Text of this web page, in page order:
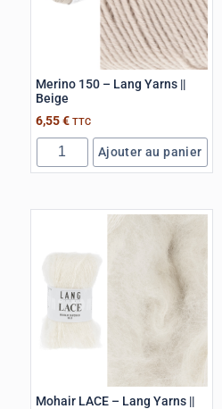
Merino 150 – Lang Yarns ||
Beige
6,55€ TTC
Ajouter au panier
Mohair LACE – Lang Yarns ||